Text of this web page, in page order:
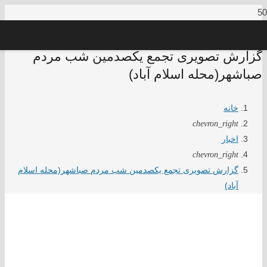
گزارش تصویری تجمع یکصدمین شب مردم
صباشهر(محله اسلام آباد)
خانه
chevron_right
اخبار
chevron_right
گزارش تصویری تجمع یکصدمین شب مردم صباشهر(محله اسلام
آباد)